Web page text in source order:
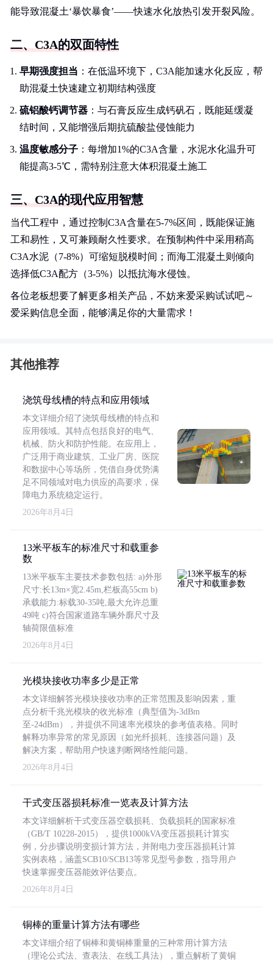
能导致混凝土‘暴饮暴食’——快速水化放热引发开裂风险。
二、C3A的双面特性
早期强度担当 ：在低温环境下，C3A能加速水化反应，帮
助混凝土快速建立初期结构强度
硫铝酸钙调节器 ：与石膏反应生成钙矾石，既能延缓凝
结时间，又能增强后期抗硫酸盐侵蚀能力
温度敏感分子 ：每增加1%的C3A含量，水泥水化温升可
能提高3-5℃，需特别注意大体积混凝土施工
三、C3A的现代应用智慧
当代工程中，通过控制C3A含量在5-7%区间，既能保证施
工和易性，又可兼顾耐久性要求。在预制构件中采用稍高
C3A水泥（7-8%）可缩短脱模时间；而海工混凝土则倾向
选择低C3A配方（3-5%）以抵抗海水侵蚀。
各位老板想要了解更多相关产品，不妨来爱采购试试吧～
爱采购信息全面，能够满足你的大量需求！
其他推荐
浇筑母线槽的特点和应用领域
本文详细介绍了浇筑母线槽的特点和
应用领域。其特点包括良好的电气、
机械、防火和防护性能。在应用上，
广泛用于商业建筑、工业厂房、医院
和数据中心等场所，凭借自身优势满
足不同领域对电力供应的高要求，保
障电力系统稳定运行。
2026年8月4日
13米平板车的标准尺寸和载重参
数
13米平板车主要技术参数包括: a)外形
尺寸:长13m×宽2.45m,栏板高55cm b)
承载能力:标载30-35吨,最大允许总重
49吨 c)符合国家道路车辆外廓尺寸及
轴荷限值标准
2026年8月4日
光模块接收功率多少是正常
本文详细解答光模块接收功率的正常范围及影响因素，重
点分析千兆光模块的收光标准（典型值为-3dBm
至-24dBm），并提供不同速率光模块的参考值表格。同时
解释功率异常的常见原因（如光纤损耗、连接器问题）及
解决方案，帮助用户快速判断网络性能问题。
2026年8月4日
干式变压器损耗标准一览表及计算方法
本文详细解析干式变压器空载损耗、负载损耗的国家标准
（GB/T 10228-2015），提供1000kVA变压器损耗计算实
例，分步骤说明变损计算方法，并附电力变压器损耗计算
实例表格，涵盖SCB10/SCB13等常见型号参数，指导用户
快速掌握变压器能效评估要点。
2026年8月4日
铜棒的重量计算方法有哪些
本文详细介绍了铜棒和黄铜棒重量的三种常用计算方法
（理论公式法、查表法、在线工具法），重点解析了黄铜